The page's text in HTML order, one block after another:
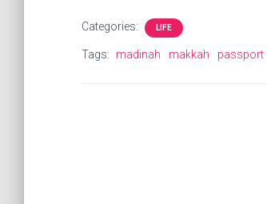
Categories: LIFE
Tags: madinah makkah passport